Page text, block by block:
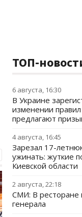
ТОП-
6 августа, 16:30
В Украине
изменении
предлагают
4 августа, 16:45
Зарезал 17-
ужинать: жуткие
Киевской области
2 августа, 22:18
СМИ: В ресторане
генерала